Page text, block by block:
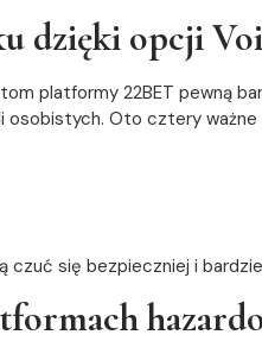
dzięki opcji
platformy 22BET pewną
Oto cztery
czuć się bezpieczniej i